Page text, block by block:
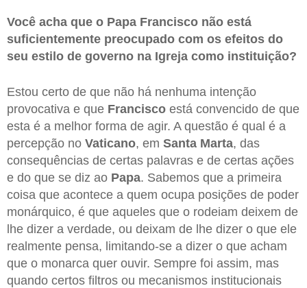
Você acha que o Papa Francisco não está
suficientemente preocupado com os efeitos do
seu estilo de governo na Igreja como instituição?
Estou certo de que não há nenhuma intenção
provocativa e que Francisco está convencido de que
esta é a melhor forma de agir. A questão é qual é a
percepção no Vaticano, em Santa Marta, das
consequências de certas palavras e de certas ações
e do que se diz ao Papa. Sabemos que a primeira
coisa que acontece a quem ocupa posições de poder
monárquico, é que aqueles que o rodeiam deixem de
lhe dizer a verdade, ou deixam de lhe dizer o que ele
realmente pensa, limitando-se a dizer o que acham
que o monarca quer ouvir. Sempre foi assim, mas
quando certos filtros ou mecanismos institucionais